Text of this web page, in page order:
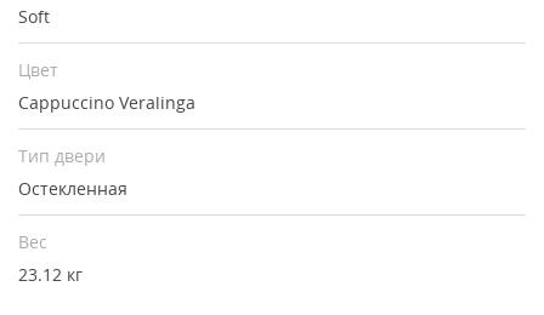
Soft
Цвет
Cappuccino Veralinga
Тип двери
Остекленная
Вес
23.12 кг